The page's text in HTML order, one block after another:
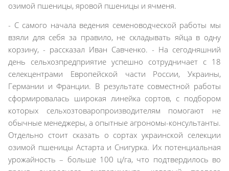
озимой пшеницы, яровой пшеницы и ячменя.
- С самого начала ведения семеноводческой работы мы
взяли для себя за правило, не складывать яйца в одну
корзину, - рассказал Иван Савченко. - На сегодняшний
день сельхозпредприятие успешно сотрудничает с 18
селекцентрами Европейской части России, Украины,
Германии и Франции. В результате совместной работы
сформировалась широкая линейка сортов, с подбором
которых сельхозтоваропроизводителям помогают не
обычные менеджеры, а опытные агрономы-консультанты.
Отдельно стоит сказать о сортах украинской селекции
озимой пшеницы Астарта и Снигурка. Их потенциальная
урожайность – больше 100 ц/га, что подтвердилось во